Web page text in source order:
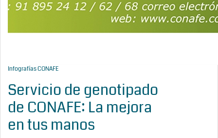
Infografías CONAFE
Servicio de genotipado
de CONAFE: La mejora
en tus manos